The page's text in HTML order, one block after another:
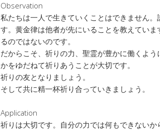
Observation
私たちは一人で生きていくことはできません
す。黄金律は他者が先にいることを教えてい
るのではないのです。
だからこそ、祈りの力、聖霊が豊かに働くよ
かをゆだねて祈りあうことが大切です。
祈りの友となりましょう。
そして共に精一杯祈り合っていきましょう。
Application
祈りは大切です。自分の力では何もできないか